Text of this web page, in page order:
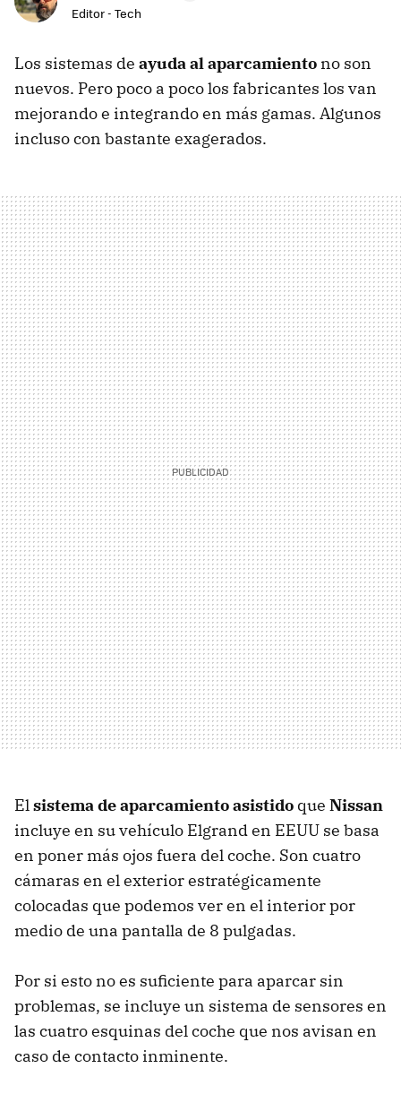
Editor - Tech
Los sistemas de ayuda al aparcamiento no son
nuevos. Pero poco a poco los fabricantes los van
mejorando e integrando en más gamas. Algunos
incluso con bastante exagerados.
Elsistema de aparcamiento asistido que Nissan
incluye en su vehículo Elgrand en EEUU se basa
en poner más ojos fuera del coche. Son cuatro
cámaras en el exterior estratégicamente
colocadas que podemos ver en el interior por
medio de una pantalla de 8 pulgadas.
Por si esto no es suficiente para aparcar sin
problemas, se incluye un sistema de sensores en
las cuatro esquinas del coche que nos avisan en
caso de contacto inminente.